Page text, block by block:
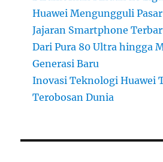
Huawei Mengungguli
Jajaran Smartphone
Dari Pura 80 Ultra hingga
Generasi Baru
Inovasi Teknologi Huawei
Terobosan Dunia